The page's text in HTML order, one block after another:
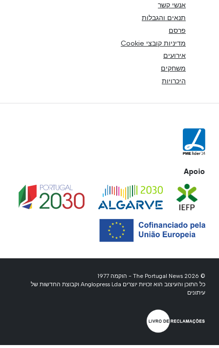
אנשי קשר
תנאים והגבלות
פרסם
מדיניות קובצי Cookie
אירועים
משחקים
היכרויות
Apoio
© 2026 The Portugal News - הוקמה 1977
כל התוכן והעיצוב הוא זכויות יוצרים Anglopress Lda וקבוצת החדשות של
עיתונים